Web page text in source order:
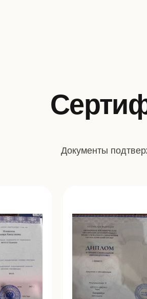
Документы